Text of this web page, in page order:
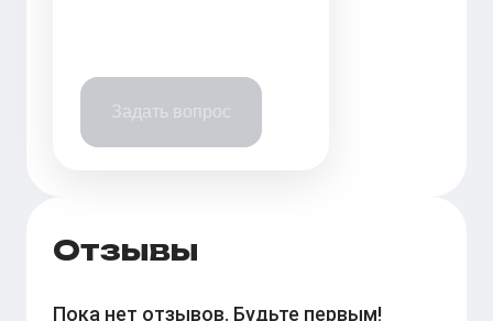
Задать вопрос
Отзывы
Пока нет отзывов. Будьте первым!